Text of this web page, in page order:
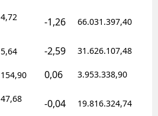
4,72 -1,26 66.031.397,40
5,64 -2,59 31.626.107,48
154,90 0,06 3.953.338,90
47,68 -0,04 19.816.324,74